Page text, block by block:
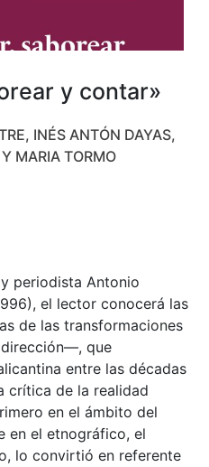
y contar»
INÉS ANTÓN DAYAS,
MARIA TORMO
periodista Antonio
el lector conocerá las
de las transformaciones
que
entre las décadas
crítica de la realidad
en el ámbito del
en el etnográfico, el
lo convirtió en referente